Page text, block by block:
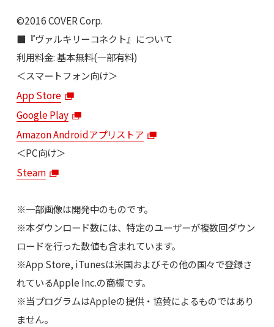
©2016 COVER Corp.
■『ヴァルキリーコネクト』について
利用料金: 基本無料(一部有料)
＜スマートフォン向け＞
App Store
Google Play
Amazon Androidアプリストア
＜PC向け＞
Steam
※一部画像は開発中のものです。
※本ダウンロード数には、特定のユーザーが複数回ダウン
ロードを行った数値も含まれています。
※App Store, iTunesは米国およびその他の国々で登録さ
れているApple Inc.の商標です。
※当プログラムはAppleの提供・協賛によるものではあり
ません。